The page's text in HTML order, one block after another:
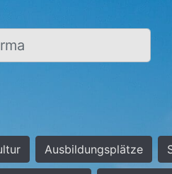
Ausbildungsplätze